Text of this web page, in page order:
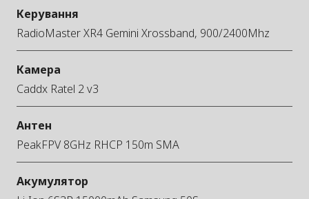
Керування
RadioMaster XR4 Gemini Xrossband, 900/2400Mhz
Камера
Caddx Ratel 2 v3
Антен
PeakFPV 8GHz RHCP 150m SMA
Акумулятор